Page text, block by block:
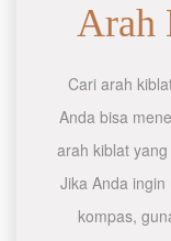
Arah
Cari arah
Anda bisa
arah kiblat
Jika Anda
kompas,